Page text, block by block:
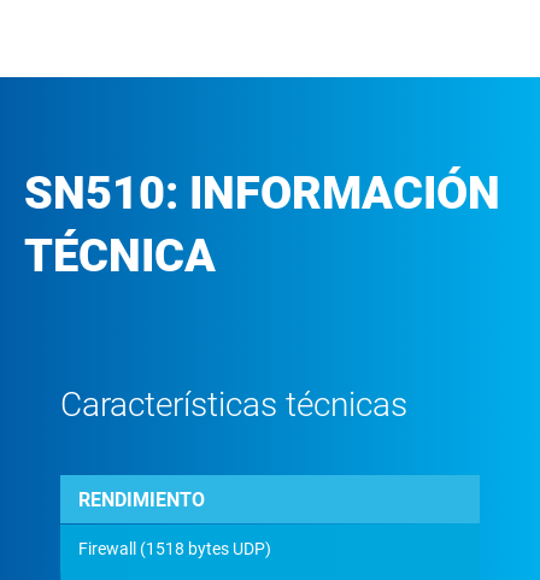
SN510: INFORMACIÓN
TÉCNICA
Características técnicas
RENDIMIENTO
Firewall (1518 bytes UDP)